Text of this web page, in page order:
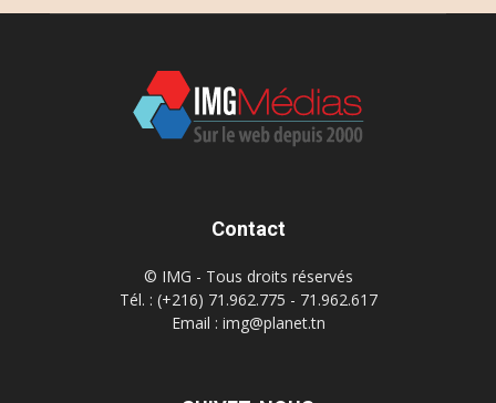
Contact
© IMG - Tous droits réservés
Tél. : (+216) 71.962.775 - 71.962.617
Email : img@planet.tn